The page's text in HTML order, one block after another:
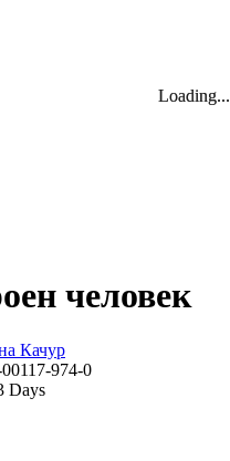
Loading...
Loading...
Loading...
человек
Качур
974-0
Days